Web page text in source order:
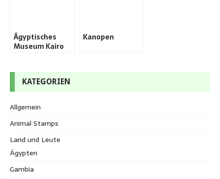
Ägyptisches
Museum Kairo
Kanopen
KATEGORIEN
Allgemein
Animal Stamps
Land und Leute
Ägypten
Gambia